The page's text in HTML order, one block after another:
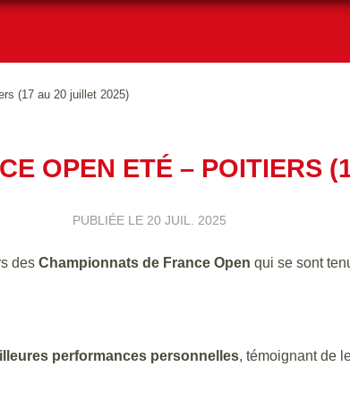
(17 au 20 juillet 2025)
OPEN ETÉ – POITIERS
PUBLIÉE LE 20 JUIL. 2025
des Championnats de France Open qui se sont
performances personnelles, témoignant de